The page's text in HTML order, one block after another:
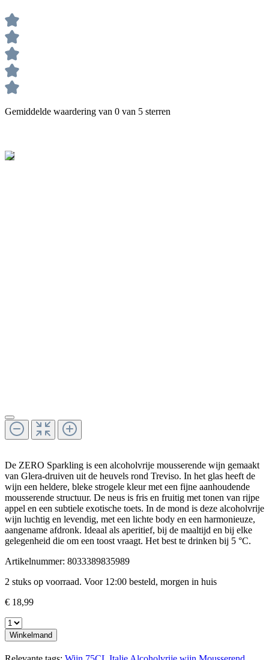
Gemiddelde waardering van 0 van 5 sterren
De ZERO Sparkling is een alcoholvrije mousserende wijn gemaakt
van Glera-druiven uit de heuvels rond Treviso. In het glas heeft de
wijn een heldere, bleke strogele kleur met een fijne aanhoudende
mousserende structuur. De neus is fris en fruitig met tonen van rijpe
appel en een subtiele exotische toets. In de mond is deze alcoholvrije
wijn luchtig en levendig, met een lichte body en een harmonieuze,
aangename afdronk. Ideaal als aperitief, bij de maaltijd en bij elke
gelegenheid die om een toost vraagt. Het best te drinken bij 5 °C.
Artikelnummer: 8033389835989
2 stuks op voorraad. Voor 12:00 besteld, morgen in huis
€ 18,99
Winkelmand